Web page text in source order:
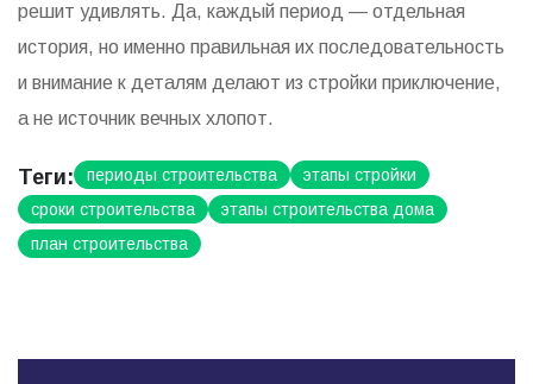
решит удивлять. Да, каждый период — отдельная
история, но именно правильная их последовательность
и внимание к деталям делают из стройки приключение,
а не источник вечных хлопот.
Теги: периоды строительства
этапы стройки
сроки строительства
этапы строительства дома
план строительства